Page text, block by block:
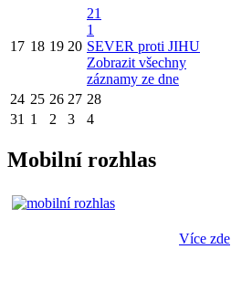
17 18 19 20
21
1
SEVER proti JIHU
Zobrazit všechny
záznamy ze dne
24 25 26 27 28
31 1 2 3 4
Mobilní rozhlas
Více zde